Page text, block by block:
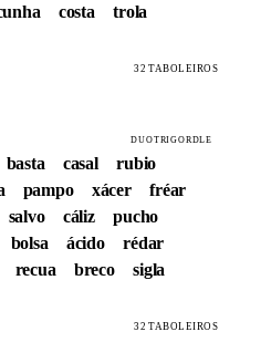
costa
trola
32 TABOLEIROS
DUOTRIGORDLE
basta casal
rubio
pampo xácer
fréar
salvo cáliz
pucho
bolsa ácido
rédar
recua breco
sigla
32 TABOLEIROS